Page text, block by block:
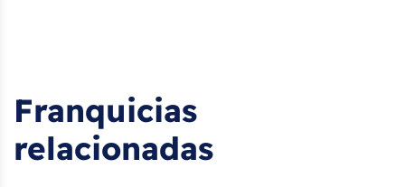
Franquicias
relacionadas